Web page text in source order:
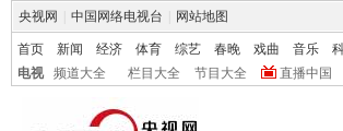
央视网 中国网络电视台 网站地图
首页 新闻 经济 体育 综艺 春晚 戏曲 音乐
电视
频道大全 栏目大全 节目大全 直播中国